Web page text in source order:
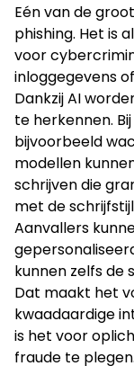
Eén van de
phishing. Het is
voor
inloggegevens
Dankzij AI
te herkennen.
bijvoorbeeld
modellen
schrijven die
met de
Aanvallers
kunnen zelfs de
Dat maakt het
kwaadaardige
is het voor
fraude te plegen.